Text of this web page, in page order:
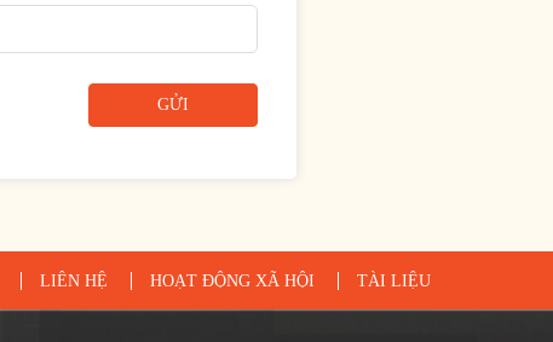
GỬI
LIÊN HỆ HOẠT ĐỘNG XÃ HỘI TÀI LIỆU